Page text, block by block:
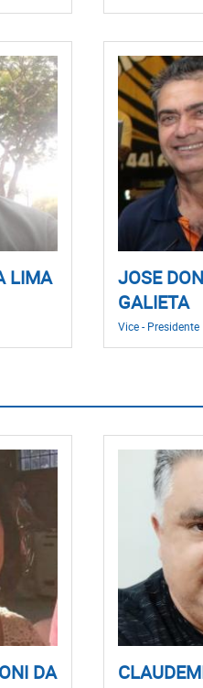
LIMA
JOSE
GALIETA
Vice - Presidente
DA